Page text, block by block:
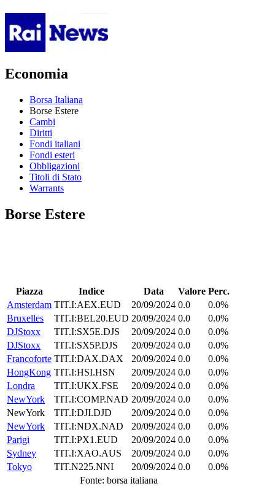
Economia
Borsa Italiana
Borse Estere
Cambi
Diritti
Fondi italiani
Fondi esteri
Obbligazioni
Titoli di Stato
Warrants
Borse Estere
Piazza Indice Data Valore Perc.
Amsterdam TIT.I:AEX.EUD 20/09/2024 0.0
0.0%
Bruxelles
TIT.I:BEL20.EUD 20/09/2024 0.0
0.0%
DJStoxx
TIT.I:SX5E.DJS 20/09/2024 0.0
0.0%
DJStoxx
TIT.I:SX5P.DJS 20/09/2024 0.0
0.0%
Francoforte TIT.I:DAX.DAX 20/09/2024 0.0
0.0%
HongKong TIT.I:HSI.HSN 20/09/2024 0.0
0.0%
Londra
TIT.I:UKX.FSE 20/09/2024 0.0
0.0%
NewYork
TIT.I:COMP.NAD 20/09/2024 0.0
0.0%
NewYork
TIT.I:DJI.DJD 20/09/2024 0.0
0.0%
NewYork
TIT.I:NDX.NAD 20/09/2024 0.0
0.0%
Parigi
TIT.I:PX1.EUD 20/09/2024 0.0
0.0%
Sydney
TIT.I:XAO.AUS 20/09/2024 0.0
0.0%
Tokyo
TIT.N225.NNI 20/09/2024 0.0
0.0%
Fonte: borsa italiana